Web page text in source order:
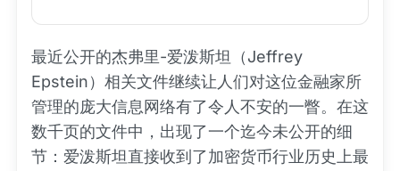
最近公开的杰弗里-爱泼斯坦（Jeffrey
Epstein）相关文件继续让人们对这位金融家所
管理的庞大信息网络有了令人不安的一瞥。在这
数千页的文件中，出现了一个迄今未公开的细
节：爱泼斯坦直接收到了加密货币行业历史上最